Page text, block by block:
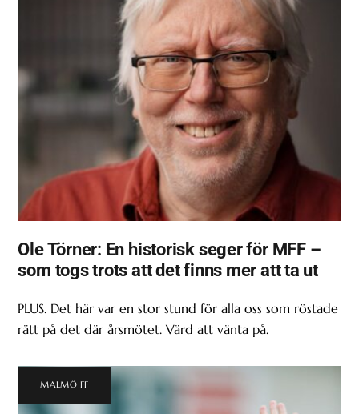
Ole Törner: En historisk seger för MFF –
som togs trots att det finns mer att ta ut
PLUS. Det här var en stor stund för alla oss som röstade
rätt på det där årsmötet. Värd att vänta på.
MALMÖ FF